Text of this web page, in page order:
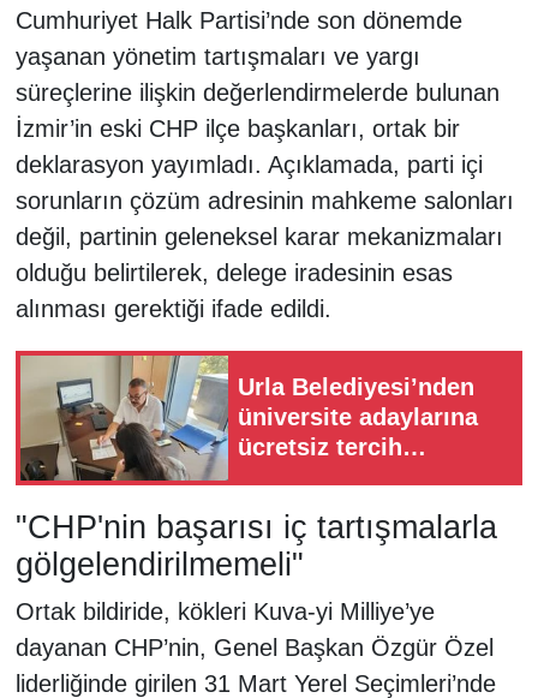
Cumhuriyet Halk Partisi’nde son dönemde
yaşanan yönetim tartışmaları ve yargı
süreçlerine ilişkin değerlendirmelerde bulunan
İzmir’in eski CHP ilçe başkanları, ortak bir
deklarasyon yayımladı. Açıklamada, parti içi
sorunların çözüm adresinin mahkeme salonları
değil, partinin geleneksel karar mekanizmaları
olduğu belirtilerek, delege iradesinin esas
alınması gerektiği ifade edildi.
Urla Belediyesi’nden
üniversite adaylarına
ücretsiz tercih
"CHP'nin başarısı iç tartışmalarla
gölgelendirilmemeli"
Ortak bildiride, kökleri Kuva-yi Milliye’ye
dayanan CHP’nin, Genel Başkan Özgür Özel
liderliğinde girilen 31 Mart Yerel Seçimleri’nde